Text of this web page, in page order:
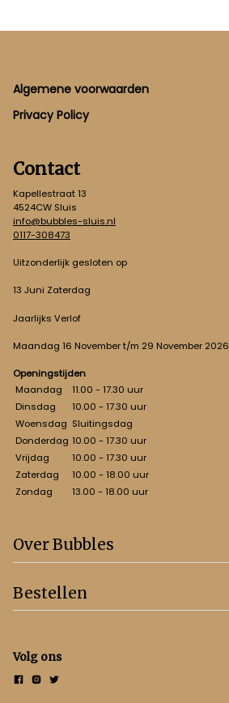
Footer
Algemene voorwaarden
Privacy Policy
Contact
Kapellestraat 13
4524CW Sluis
info@bubbles-sluis.nl
0117-308473
Uitzonderlijk gesloten op
13 Juni Zaterdag
Jaarlijks Verlof
Maandag 16 November t/m 29 November 2026
Openingstijden
Maandag
11.00 - 17.30 uur
Dinsdag
10.00 - 17.30 uur
Woensdag Sluitingsdag
Donderdag 10.00 - 17.30 uur
Vrijdag
10.00 - 17.30 uur
Zaterdag
10.00 - 18.00 uur
Zondag
13.00 - 18.00 uur
Over Bubbles
Bestellen
Volg ons